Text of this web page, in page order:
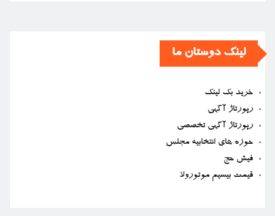
لینک دوستان ما
خرید بک لینک
رپورتاژ آگهی
رپورتاژ آگهی تخصصی
حوزه های انتخابیه مجلس
فیش حج
قیمت بیسیم موتورولا